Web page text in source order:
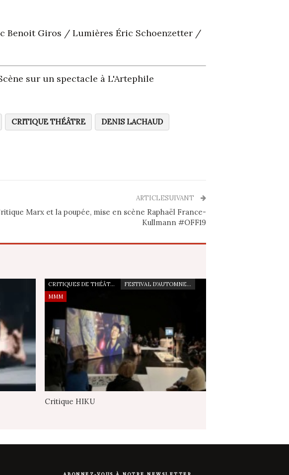
Benoit Giros / Lumières Éric Schoenzetter /
sur un spectacle à L'Artephile
CRITIQUE THÉÂTRE
DENIS LACHAUD
ARTICLESUIVANT
Marx et la poupée, mise en scène Raphaël France-
Kullmann #OFF19
CRITIQUES DE THÉÂTRE
FESTIVAL D'AUTOMNE À PARIS
MMM
Critique HIKU